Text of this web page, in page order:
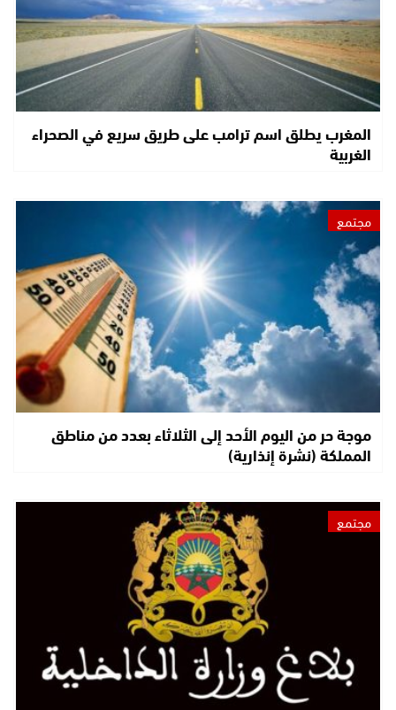
المغرب يطلق اسم ترامب على طريق سريع في الصحراء
الغربية
مجتمع
موجة حر من اليوم الأحد إلى الثلاثاء بعدد من مناطق
المملكة (نشرة إنذارية)
مجتمع